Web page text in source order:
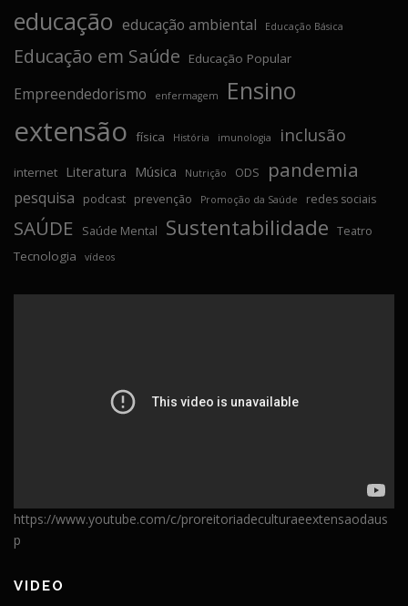
educação educação ambiental Educação Básica
Educação em Saúde Educação Popular
Empreendedorismo enfermagem Ensino
extensão física História imunologia inclusão
internet Literatura Música Nutrição ODS pandemia
pesquisa podcast prevenção Promoção da Saúde redes sociais
SAÚDE Saúde Mental Sustentabilidade Teatro
Tecnologia vídeos
https://www.youtube.com/c/proreitoriadeculturaeextensaodaus
p
VIDEO